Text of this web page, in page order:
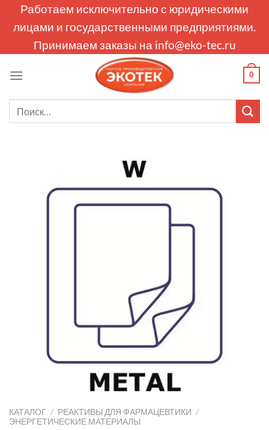
Работаем исключительно с юридическими
лицами и государственными предприятиями.
Принимаем заказы на info@eko-tec.ru
0
КАТАЛОГ / РЕАКТИВЫ ДЛЯ ФАРМАЦЕВТИКИ /
ЭНЕРГЕТИЧЕСКИЕ МАТЕРИАЛЫ